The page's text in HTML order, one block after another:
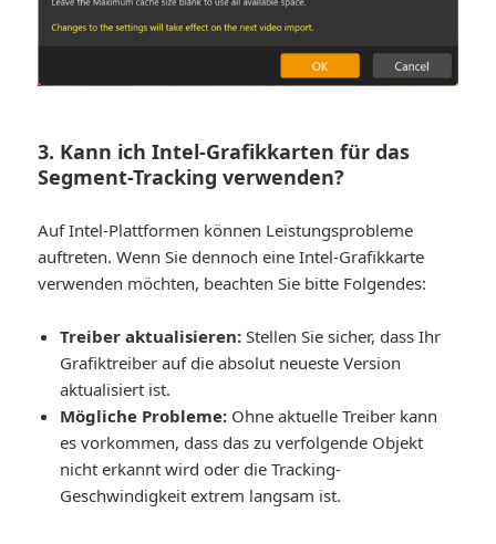
3. Kann ich Intel-Grafikkarten für das
Segment-Tracking verwenden?
Auf Intel-Plattformen können Leistungsprobleme
auftreten. Wenn Sie dennoch eine Intel-Grafikkarte
verwenden möchten, beachten Sie bitte Folgendes:
Treiber aktualisieren: Stellen Sie sicher, dass Ihr
Grafiktreiber auf die absolut neueste Version
aktualisiert ist.
Mögliche Probleme: Ohne aktuelle Treiber kann
es vorkommen, dass das zu verfolgende Objekt
nicht erkannt wird oder die Tracking-
Geschwindigkeit extrem langsam ist.